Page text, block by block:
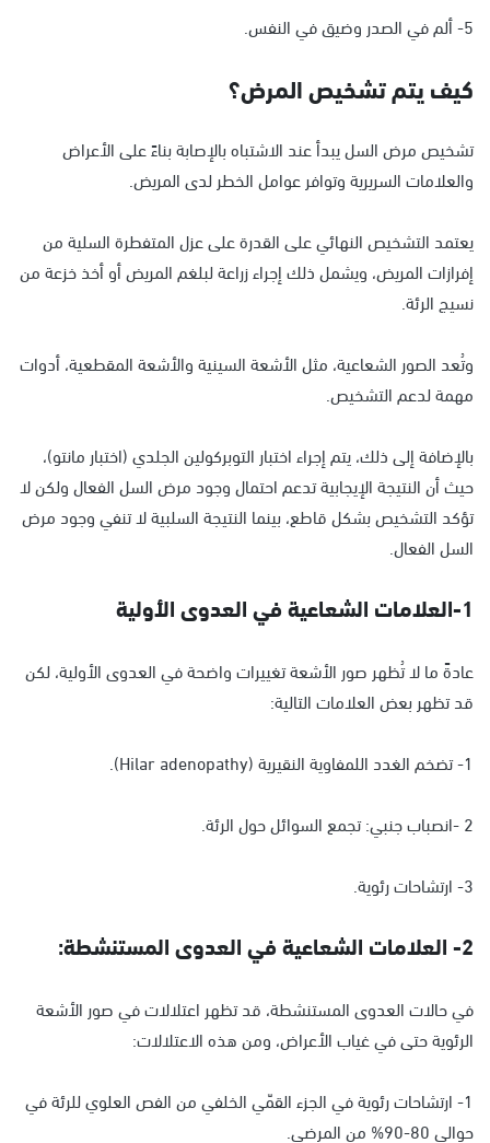
5- ألم في الصدر وضيق في النفس.
كيف يتم تشخيص المرض؟
تشخيص مرض السل يبدأ عند الاشتباه بالإصابة بناءً على الأعراض
والعلامات السريرية وتوافر عوامل الخطر لدى المريض.
يعتمد التشخيص النهائي على القدرة على عزل المتفطرة السلية من
إفرازات المريض، ويشمل ذلك إجراء زراعة لبلغم المريض أو أخذ خزعة من
نسيج الرئة.
وتُعد الصور الشعاعية، مثل الأشعة السينية والأشعة المقطعية، أدوات
مهمة لدعم التشخيص.
بالإضافة إلى ذلك، يتم إجراء اختبار التوبركولين الجلدي (اختبار مانتو)،
حيث أن النتيجة الإيجابية تدعم احتمال وجود مرض السل الفعال ولكن لا
تؤكد التشخيص بشكل قاطع، بينما النتيجة السلبية لا تنفي وجود مرض
السل الفعال.
1-العلامات الشعاعية في العدوى الأولية
عادةً ما لا تُظهر صور الأشعة تغييرات واضحة في العدوى الأولية، لكن
قد تظهر بعض العلامات التالية:
1- تضخم الغدد اللمفاوية النقيرية (Hilar adenopathy).
2 -انصباب جنبي: تجمع السوائل حول الرئة.
3- ارتشاحات رئوية.
2- العلامات الشعاعية في العدوى المستنشطة:
في حالات العدوى المستنشطة، قد تظهر اعتلالات في صور الأشعة
الرئوية حتى في غياب الأعراض، ومن هذه الاعتلالات:
1- ارتشاحات رئوية في الجزء القمّي الخلفي من الفص العلوي للرئة في
حوالي 80-90% من المرضى.